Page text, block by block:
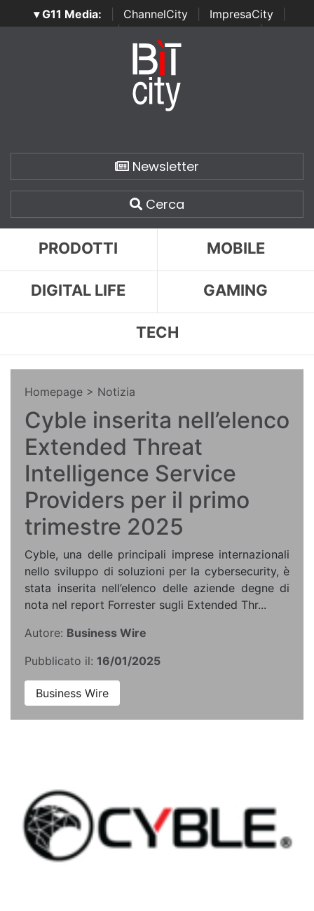
▾ G11 Media: ChannelCity ImpresaCity
SecurityOpenLab | Italian Channel Awards | Italian
Italian Security Awards
Newsletter
Cerca
PRODOTTI MOBILE
DIGITAL LIFE GAMING
TECH
Homepage > Notizia
Cyble inserita nell’elenco
Extended Threat
Intelligence Service
Providers per il primo
trimestre 2025
Cyble, una delle principali imprese internazionali
nello sviluppo di soluzioni per la cybersecurity, è
stata inserita nell’elenco delle aziende degne di
nota nel report Forrester sugli Extended Thr...
Autore: Business Wire
Pubblicato il: 16/01/2025
Business Wire